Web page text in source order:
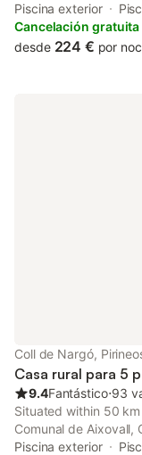
outdoor swimming
Piscina exterior
Cancelación gratuita
desde 224 € por
Coll de Nargó,
Casa rural para 5
9.4Fantástico⋅93
Situated within 50
Comunal de Aixovall,
conditioning and a
Piscina exterior